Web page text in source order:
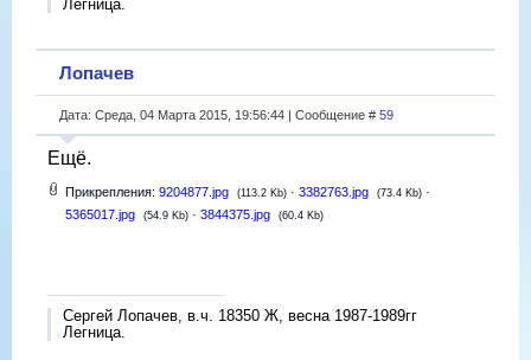
Легница.
Лопачев
Дата: Среда, 04 Марта 2015, 19:56:44 | Сообщение # 59
Ещё.
Прикрепления: 9204877.jpg (113.2 Kb) · 3382763.jpg (73.4 Kb) ·
5365017.jpg
(54.9 Kb) · 3844375.jpg (60.4 Kb)
Сергей Лопачев, в.ч. 18350 Ж, весна 1987-1989гг
Легница.